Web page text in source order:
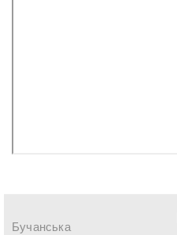
Бучанська